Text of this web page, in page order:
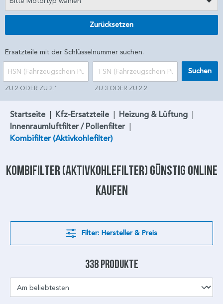
Zurücksetzen
Ersatzteile mit der Schlüsselnummer suchen.
ZU 2 ODER ZU 2.1 ZU 3 ODER ZU 2.2
Suchen
Startseite | Kfz-Ersatzteile | Heizung & Lüftung |
Innenraumluftfilter / Pollenfilter |
Kombifilter (Aktivkohlefilter)
Kombifilter (Aktivkohlefilter) günstig online
kaufen
Filter: Hersteller & Preis
338 Produkte